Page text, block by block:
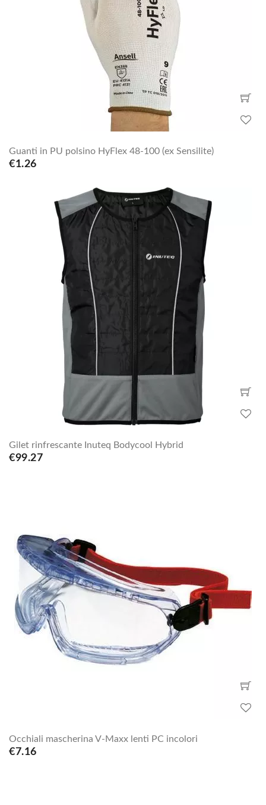
Guanti in PU polsino HyFlex 48-100 (ex Sensilite)
€1.26
Gilet rinfrescante Inuteq Bodycool Hybrid
€99.27
Occhiali mascherina V-Maxx lenti PC incolori
€7.16